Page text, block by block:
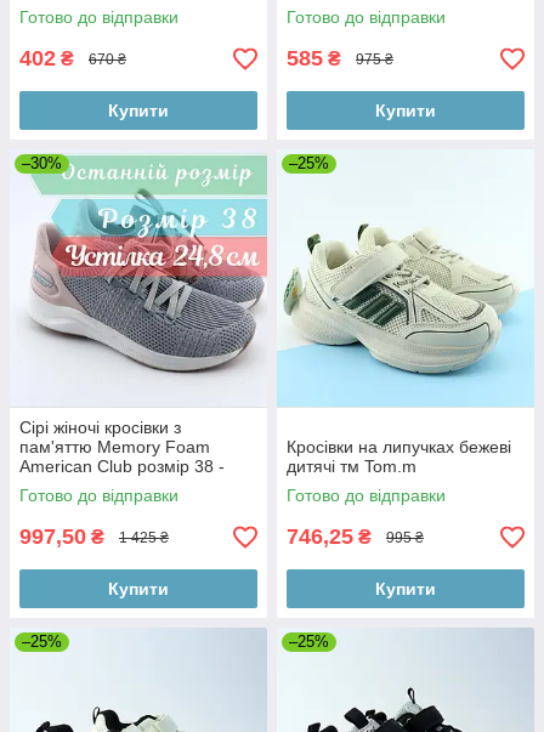
Готово до відправки
402 ₴ 670 ₴
Купити
Готово до відправки
585 ₴ 975 ₴
Купити
–30%
Сірі жіночі кросівки з
пам'яттю Memory Foam
American Club розмір 38 -
устілка 24,8 см
Готово до відправки
997,50 ₴ 1 425 ₴
Купити
–25%
Кросівки на липучках бежеві
дитячі тм Tom.m
Готово до відправки
746,25 ₴ 995 ₴
Купити
–25% –25%